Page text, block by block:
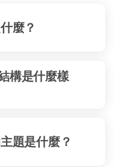
麼？
構是什麼樣
題是什麼？